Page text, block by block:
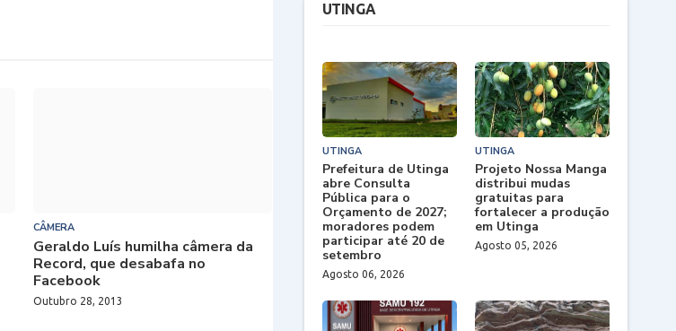
CÂMERA
Geraldo Luís humilha câmera da
Record, que desabafa no
Facebook
Outubro 28, 2013
UTINGA
UTINGA
Prefeitura de Utinga
abre Consulta
Pública para o
Orçamento de 2027;
moradores podem
participar até 20 de
setembro
Agosto 06, 2026
UTINGA
Projeto Nossa Manga
distribui mudas
gratuitas para
fortalecer a produção
em Utinga
Agosto 05, 2026